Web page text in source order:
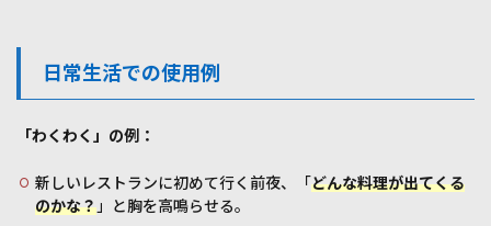
日常生活での使用例
「わくわく」の例：
新しいレストランに初めて行く前夜、「どんな料理が出てくる
のかな？」と胸を高鳴らせる。